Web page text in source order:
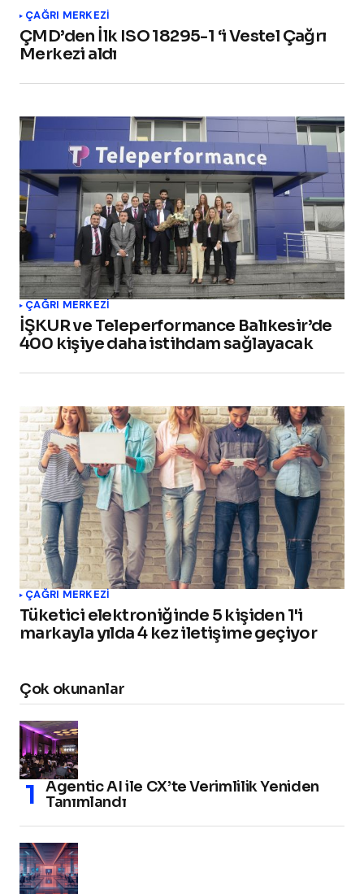
ÇAĞRI MERKEZI
ÇMD’den İlk ISO 18295-1 ‘i Vestel Çağrı
Merkezi aldı
ÇAĞRI MERKEZI
İŞKUR ve Teleperformance Balıkesir’de
400 kişiye daha istihdam sağlayacak
ÇAĞRI MERKEZI
Tüketici elektroniğinde 5 kişiden 1'i
markayla yılda 4 kez iletişime geçiyor
Çok okunanlar
Agentic AI ile CX’te Verimlilik Yeniden
Tanımlandı